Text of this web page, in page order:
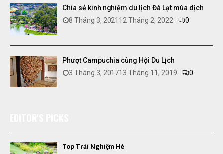
Chia sẻ kinh nghiệm du lịch Đà Lạt mùa dịch
8 Tháng 3, 2021 12 Tháng 2, 2022 0
Phượt Campuchia cùng Hội Du Lịch
3 Tháng 3, 201713 Tháng 11, 2019 0
Top Trải Nghiệm Hè